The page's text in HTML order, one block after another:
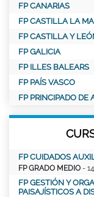
FP CANARIAS
FP CASTILLA LA
FP CASTILLA Y
FP GALICIA
FP ILLES BALEARS
FP PAÍS VASCO
FP PRINCIPADO DE
FP CUIDADOS
FP GRADO MEDIO -
FP GESTIÓN Y
PAISAJÍSTICOS A